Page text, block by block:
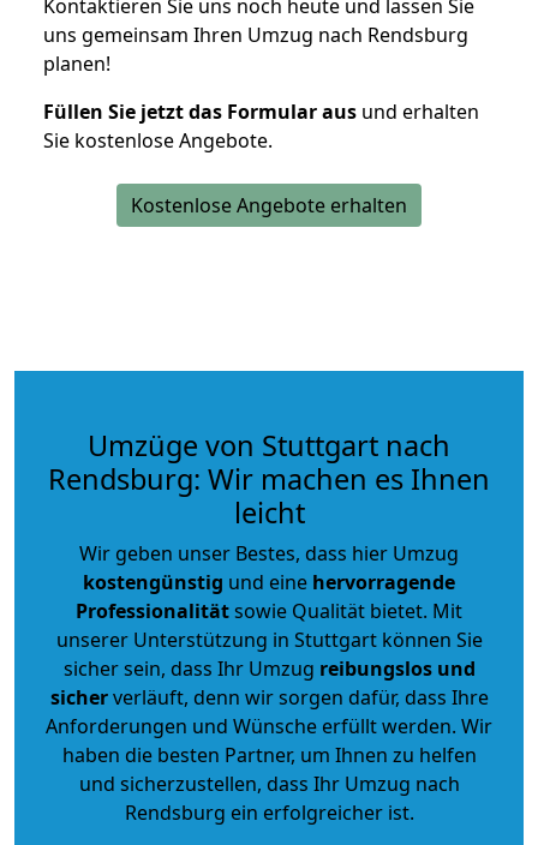
Kontaktieren Sie uns noch heute und lassen Sie
uns gemeinsam Ihren Umzug nach Rendsburg
planen!
Füllen Sie jetzt das Formular aus und erhalten
Sie kostenlose Angebote.
Kostenlose Angebote erhalten
Umzüge von Stuttgart nach
Rendsburg: Wir machen es Ihnen
leicht
Wir geben unser Bestes, dass hier Umzug
kostengünstig und eine hervorragende
Professionalitätsowie Qualität bietet. Mit
unserer Unterstützung in Stuttgart können Sie
sicher sein, dass Ihr Umzug reibungslos und
sicherverläuft, denn wir sorgen dafür, dass Ihre
Anforderungen und Wünsche erfüllt werden. Wir
haben die besten Partner, um Ihnen zu helfen
und sicherzustellen, dass Ihr Umzug nach
Rendsburg ein erfolgreicher ist.